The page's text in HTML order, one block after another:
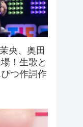
央、奥田
！生歌と
つ作詞作